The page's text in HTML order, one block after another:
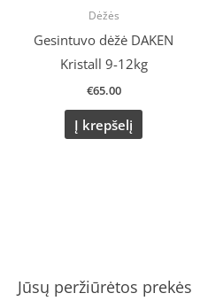
Jūsų peržiūrėtos prekės
Dėžės
Gesintuvo dėžė DAKEN
Kristall 9-12kg
€65.00
Į krepšelį